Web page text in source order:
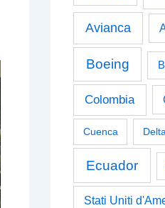
Avianca
Boeing
Colombia
Cuenca
Ecuador
Stati Uniti